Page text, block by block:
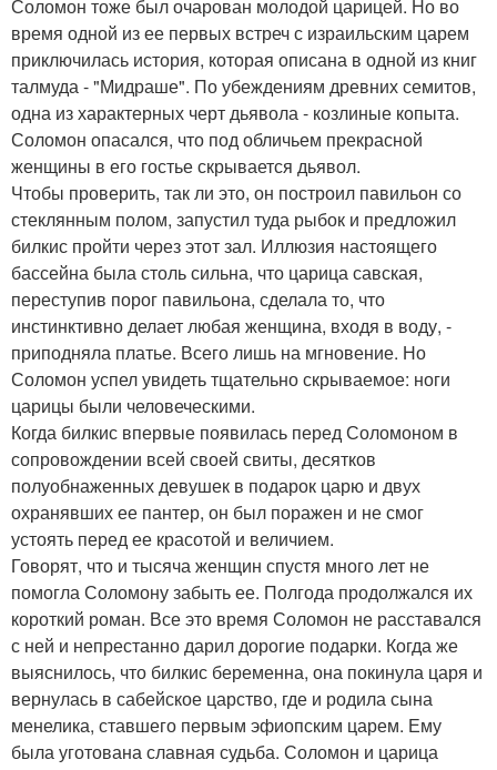
Соломон тоже был очарован молодой царицей. Но во
время одной из ее первых встреч с израильским царем
приключилась история, которая описана в одной из книг
талмуда - "Мидраше". По убеждениям древних семитов,
одна из характерных черт дьявола - козлиные копыта.
Соломон опасался, что под обличьем прекрасной
женщины в его гостье скрывается дьявол.
Чтобы проверить, так ли это, он построил павильон со
стеклянным полом, запустил туда рыбок и предложил
билкис пройти через этот зал. Иллюзия настоящего
бассейна была столь сильна, что царица савская,
переступив порог павильона, сделала то, что
инстинктивно делает любая женщина, входя в воду, -
приподняла платье. Всего лишь на мгновение. Но
Соломон успел увидеть тщательно скрываемое: ноги
царицы были человеческими.
Когда билкис впервые появилась перед Соломоном в
сопровождении всей своей свиты, десятков
полуобнаженных девушек в подарок царю и двух
охранявших ее пантер, он был поражен и не смог
устоять перед ее красотой и величием.
Говорят, что и тысяча женщин спустя много лет не
помогла Соломону забыть ее. Полгода продолжался их
короткий роман. Все это время Соломон не расставался
с ней и непрестанно дарил дорогие подарки. Когда же
выяснилось, что билкис беременна, она покинула царя и
вернулась в сабейское царство, где и родила сына
менелика, ставшего первым эфиопским царем. Ему
была уготована славная судьба. Соломон и царица